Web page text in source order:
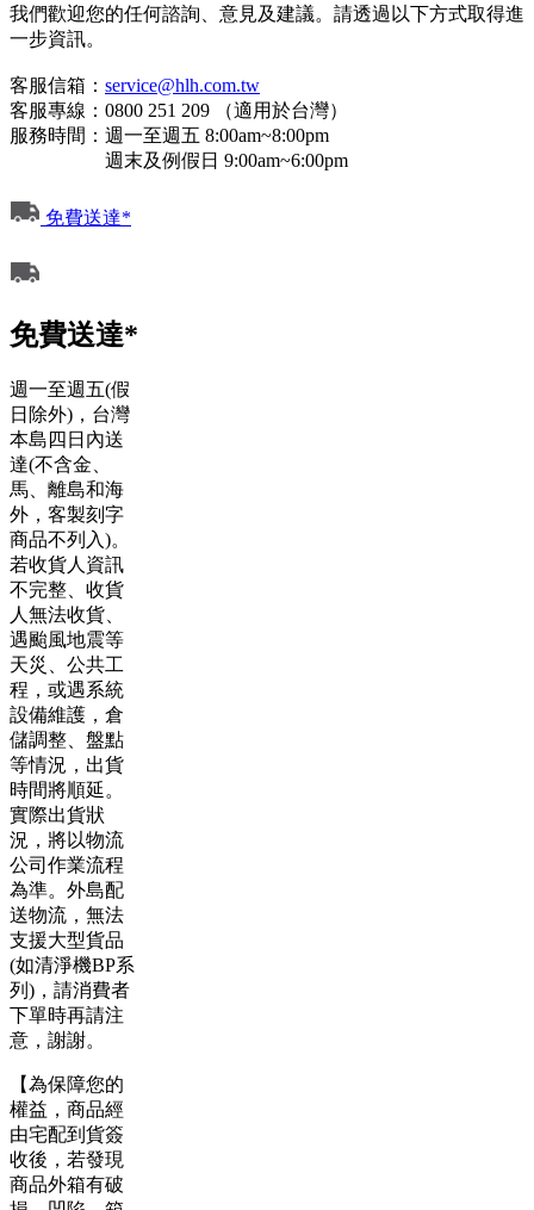
我們歡迎您的任何諮詢、意見及建議。請透過以下方式取得進
一步資訊。
客服信箱： service@hlh.com.tw
客服專線：0800 251 209 （適用於台灣）
服務時間：週一至週五 8:00am~8:00pm
週末及例假日 9:00am~6:00pm
免費送達*
免費送達*
週一至週五(假
日除外)，台灣
本島四日內送
達(不含金、
馬、離島和海
外，客製刻字
商品不列入)。
若收貨人資訊
不完整、收貨
人無法收貨、
遇颱風地震等
天災、公共工
程，或遇系統
設備維護，倉
儲調整、盤點
等情況，出貨
時間將順延。
實際出貨狀
況，將以物流
公司作業流程
為準。外島配
送物流，無法
支援大型貨品
(如清淨機BP系
列)，請消費者
下單時再請注
意，謝謝。
【為保障您的
權益，商品經
由宅配到貨簽
收後，若發現
商品外箱有破